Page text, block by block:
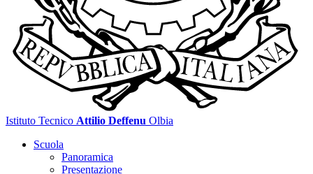
Istituto Tecnico Attilio Deffenu Olbia
Scuola
Panoramica
Presentazione